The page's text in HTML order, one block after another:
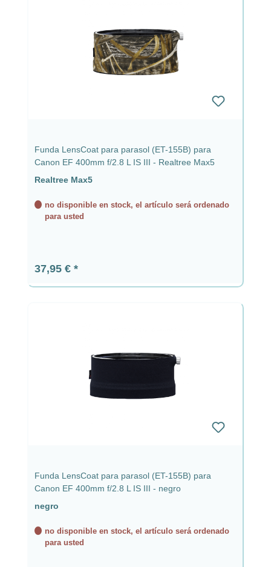
Funda LensCoat para parasol (ET-155B) para
Canon EF 400mm f/2.8 L IS III - Realtree Max5
Realtree Max5
no disponible en stock, el artículo será ordenado
para usted
Precio normal:
37,95 €
Funda LensCoat para parasol (ET-155B) para
Canon EF 400mm f/2.8 L IS III - negro
negro
no disponible en stock, el artículo será ordenado
para usted